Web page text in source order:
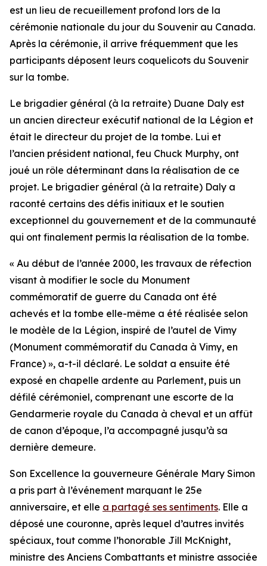
est un lieu de recueillement profond lors de la
cérémonie nationale du jour du Souvenir au Canada.
Après la cérémonie, il arrive fréquemment que les
participants déposent leurs coquelicots du Souvenir
sur la tombe.
Le brigadier général (à la retraite) Duane Daly est
un ancien directeur exécutif national de la Légion et
était le directeur du projet de la tombe. Lui et
l’ancien président national, feu Chuck Murphy, ont
joué un rôle déterminant dans la réalisation de ce
projet. Le brigadier général (à la retraite) Daly a
raconté certains des défis initiaux et le soutien
exceptionnel du gouvernement et de la communauté
qui ont finalement permis la réalisation de la tombe.
« Au début de l’année 2000, les travaux de réfection
visant à modifier le socle du Monument
commémoratif de guerre du Canada ont été
achevés et la tombe elle-même a été réalisée selon
le modèle de la Légion, inspiré de l’autel de Vimy
(Monument commémoratif du Canada à Vimy, en
France) », a-t-il déclaré. Le soldat a ensuite été
exposé en chapelle ardente au Parlement, puis un
défilé cérémoniel, comprenant une escorte de la
Gendarmerie royale du Canada à cheval et un affût
de canon d’époque, l’a accompagné jusqu’à sa
dernière demeure.
Son Excellence la gouverneure Générale Mary Simon
a pris part à l’événement marquant le 25e
anniversaire, et elle a partagé ses sentiments. Elle a
déposé une couronne, après lequel d’autres invités
spéciaux, tout comme l’honorable Jill McKnight,
ministre des Anciens Combattants et ministre associée